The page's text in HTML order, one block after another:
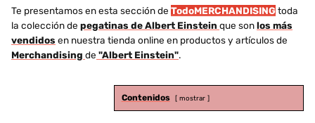
Te presentamos en esta sección de TodoMERCHANDISINGtoda
la colección de pegatinas de Albert Einstein que sonlos más
vendidos en nuestra tienda online en productos y artículos de
Merchandising de "Albert Einstein".
Contenidos mostrar